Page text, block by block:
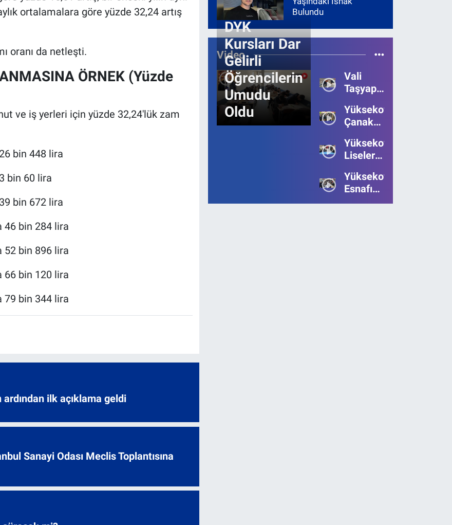
ortalamalara göre yüzde 32,24 artış
oranı da netleşti.
ÖRNEK (Yüzde
ve iş yerleri için yüzde 32,24'lük zam
bin 448 lira
bin 60 lira
bin 672 lira
46 bin 284 lira
52 bin 896 lira
66 bin 120 lira
79 bin 344 lira
ardından ilk açıklama geldi
Sanayi Odası Meclis Toplantısına
Bulundu
Video
DYK
Kursları Dar
Gelirli
Öğrencilerin
Umudu
Oldu
Vali
Taşyapan,
Bölgesinde
İncelemelerde
Bulundu
Yüksekova’da
Çanakkale
111.Yılı
Kutlandı
Yüksekova’da
Liseler
Bilgi
Yarışmasının
Birincisi
Yüksekova
Esnafı
Bayrama